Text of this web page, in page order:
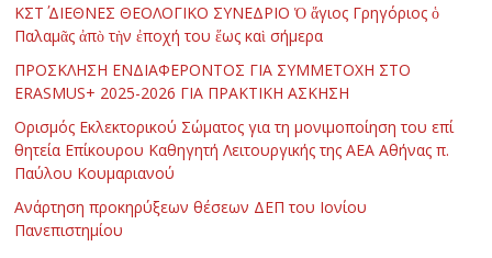
ΚΣΤ΄ ΔΙΕΘΝΕΣ ΘΕΟΛΟΓΙΚΟ ΣΥΝΕΔΡΙΟ Ὁ ἅγιος Γρηγόριος ὁ
Παλαμᾶς ἀπὸ τὴν ἐποχή του ἕως καὶ σήμερα
ΠΡΟΣΚΛΗΣΗ ΕΝΔΙΑΦΕΡΟΝΤΟΣ ΓΙΑ ΣΥΜΜΕΤΟΧΗ ΣΤΟ
ERASMUS+ 2025-2026 ΓΙΑ ΠΡΑΚΤΙΚΗ ΑΣΚΗΣΗ
Ορισμός Εκλεκτορικού Σώματος για τη μονιμοποίηση του επί
θητεία Επίκουρου Καθηγητή Λειτουργικής της ΑΕΑ Αθήνας π.
Παύλου Κουμαριανού
Ανάρτηση προκηρύξεων θέσεων ΔΕΠ του Ιονίου
Πανεπιστημίου